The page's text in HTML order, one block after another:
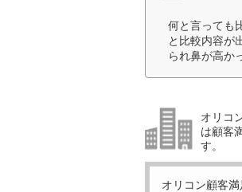
何と言っても
と比較内容が
られ鼻が高か
オリコ
は顧客
す。
オリコン顧客